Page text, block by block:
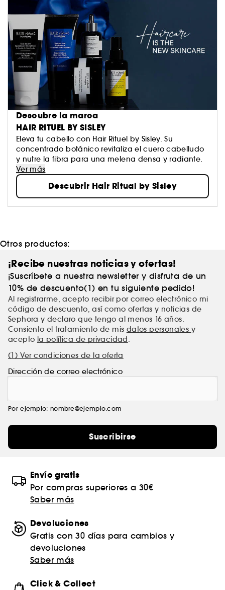
Descubre la marca
HAIR RITUEL BY SISLEY
Eleva tu cabello con Hair Rituel by Sisley. Su
concentrado botánico revitaliza el cuero cabelludo
y nutre la fibra para una melena densa y radiante.
Ver más
Descubrir Hair Ritual by Sisley
Otros productos:
¡Recibe nuestras noticias y ofertas!
¡Suscríbete a nuestra newsletter y disfruta de un
10% de descuento(1) en tu siguiente pedido!
Al registrarme, acepto recibir por correo electrónico mi
código de descuento, así como ofertas y noticias de
Sephora y declaro que tengo al menos 16 años.
Consiento el tratamiento de mis datos personales y
acepto la política de privacidad
(1) Ver condiciones de la oferta
Dirección de correo electrónico
Por ejemplo: nombre@ejemplo.com
Suscribirse
Envío gratis
Por compras superiores a 30€
Saber más
Devoluciones
Gratis con 30 días para cambios y
devoluciones
Saber más
Click & Collect